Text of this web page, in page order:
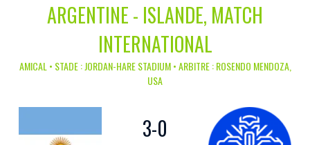
ARGENTINE - ISLANDE, MATCH
INTERNATIONAL
AMICAL • STADE : JORDAN-HARE STADIUM • ARBITRE : ROSENDO MENDOZA,
USA
3-0